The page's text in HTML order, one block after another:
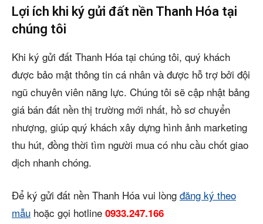
Lợi ích khi ký gửi đất nền Thanh Hóa tại
chúng tôi
Khi ký gửi đất Thanh Hóa tại chúng tôi, quý khách
được bảo mật thông tin cá nhân và được hỗ trợ bởi đội
ngũ chuyên viên năng lực. Chúng tôi sẽ cập nhật bảng
giá bán đất nền thị trường mới nhất, hồ sơ chuyển
nhượng, giúp quý khách xây dựng hình ảnh marketing
thu hút, đồng thời tìm người mua có nhu cầu chốt giao
dịch nhanh chóng.
Để ký gửi đất nền Thanh Hóa vui lòng đăng ký theo
mẫu hoặc gọi hotline 0933.247.166